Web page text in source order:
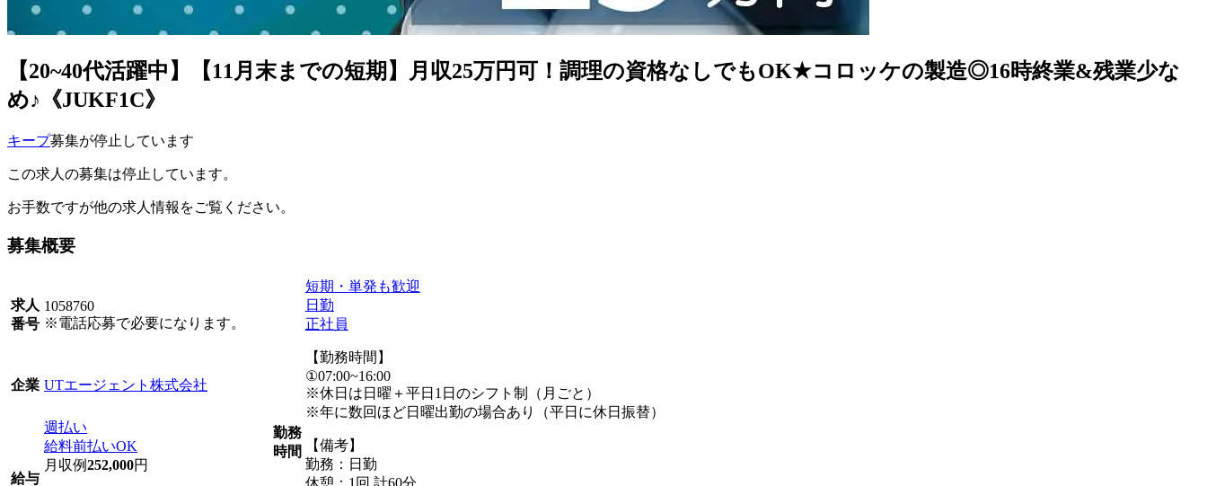
【20~40代活躍中】【11月末までの短期】月収25万円可！調理の資格なしでもOK★コロッケの製造◎16時終業&残業少な
め♪《JUKF1C》
キープ募集が停止しています
この求人の募集は停止しています。
お手数ですが他の求人情報をご覧ください。
募集概要
求人
番号
1058760
※電話応募で必要になります。
企業 UTエージェント株式会社
給与
週払い
給料前払いOK
月収例252,000円
勤務
時間
短期・単発も歓迎
日勤
正社員
【勤務時間】
①07:00~16:00
※休日は日曜＋平日1日のシフト制（月ごと）
※年に数回ほど日曜出勤の場合あり（平日に休日振替）
【備考】
勤務：日勤
休憩：1回 計60分